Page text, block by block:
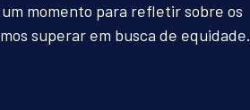
momento para refletir sobre os
superar em busca de equidade.